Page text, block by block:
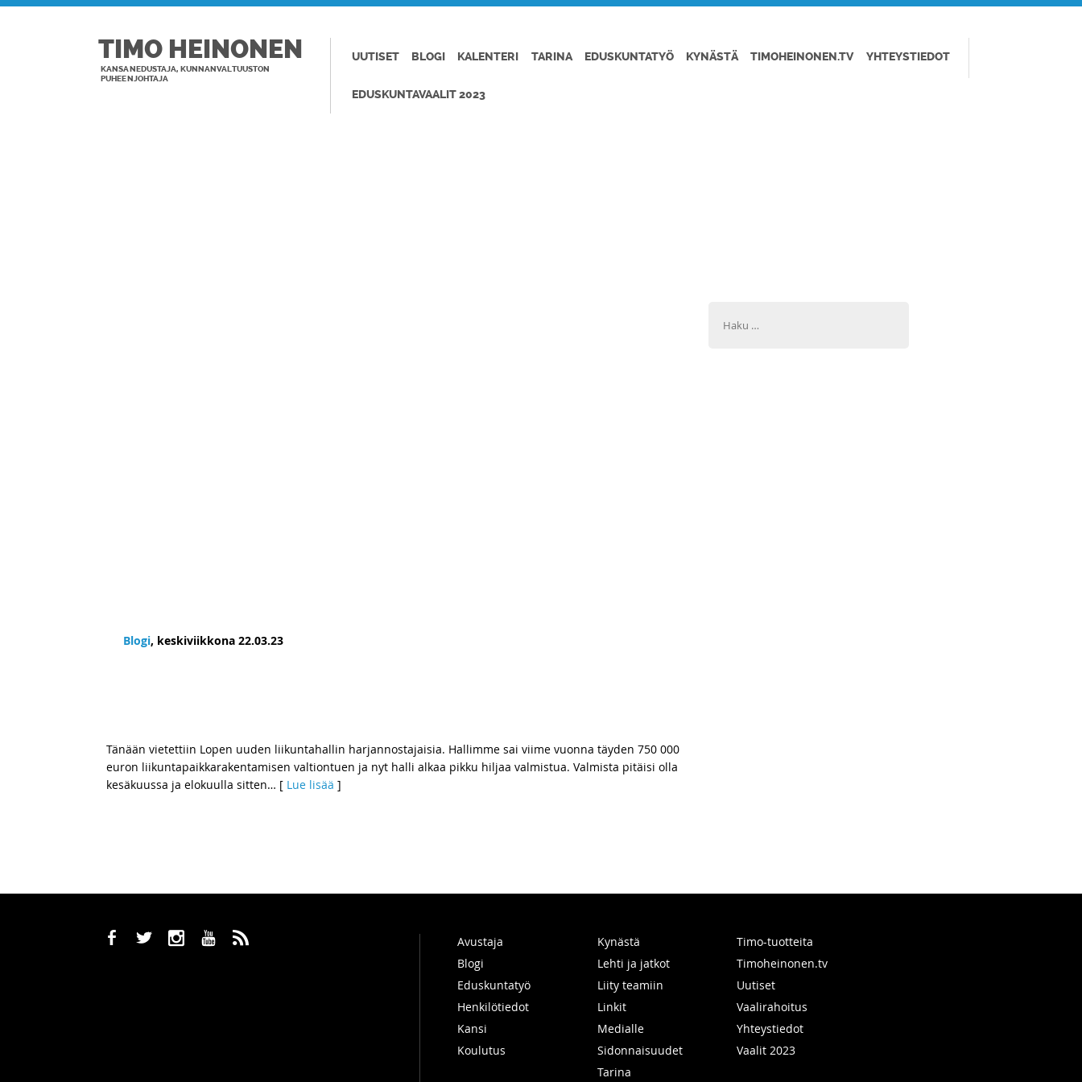
TIMO HEINONEN
KANSANEDUSTAJA, KUNNANVALTUUSTON
PUHEENJOHTAJA
UUTISET BLOGI KALENTERI TARINA EDUSKUNTATYÖ KYNÄSTÄ TIMOHEINONEN.TV YHTEYSTIEDOT
EDUSKUNTAVAALIT 2023
Blogi, keskiviikkona 22.03.23
Tänään vietettiin Lopen uuden liikuntahallin harjannostajaisia. Hallimme sai viime vuonna täyden 750 000
euron liikuntapaikkarakentamisen valtiontuen ja nyt halli alkaa pikku hiljaa valmistua. Valmista pitäisi olla
kesäkuussa ja elokuulla sitten… [ Lue lisää ]
b a x r ,
Avustaja
Blogi
Eduskuntatyö
Henkilötiedot
Kansi
Koulutus
Kynästä
Lehti ja jatkot
Liity teamiin
Linkit
Medialle
Sidonnaisuudet
Tarina
Timo-tuotteita
Timoheinonen.tv
Uutiset
Vaalirahoitus
Yhteystiedot
Vaalit 2023